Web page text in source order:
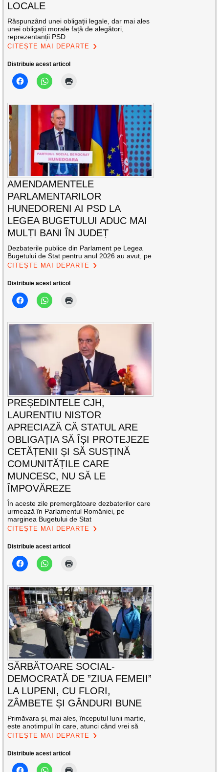
LOCALE
Răspunzând unei obligații legale, dar mai ales
unei obligații morale față de alegători,
reprezentanții PSD
CITEȘTE MAI DEPARTE
Distribuie acest articol
AMENDAMENTELE
PARLAMENTARILOR
HUNEDORENI AI PSD LA
LEGEA BUGETULUI ADUC MAI
MULȚI BANI ÎN JUDEȚ
Dezbaterile publice din Parlament pe Legea
Bugetului de Stat pentru anul 2026 au avut, pe
CITEȘTE MAI DEPARTE
Distribuie acest articol
PREȘEDINTELE CJH,
LAURENȚIU NISTOR
APRECIAZĂ CĂ STATUL ARE
OBLIGAȚIA SĂ ÎȘI PROTEJEZE
CETĂȚENII ȘI SĂ SUSȚINĂ
COMUNITĂȚILE CARE
MUNCESC, NU SĂ LE
ÎMPOVĂREZE
În aceste zile premergătoare dezbaterilor care
urmează în Parlamentul României, pe
marginea Bugetului de Stat
CITEȘTE MAI DEPARTE
Distribuie acest articol
SĂRBĂTOARE SOCIAL-
DEMOCRATĂ DE ”ZIUA FEMEII”
LA LUPENI, CU FLORI,
ZÂMBETE ȘI GÂNDURI BUNE
Primăvara și, mai ales, începutul lunii martie,
este anotimpul în care, atunci când vrei să
CITEȘTE MAI DEPARTE
Distribuie acest articol